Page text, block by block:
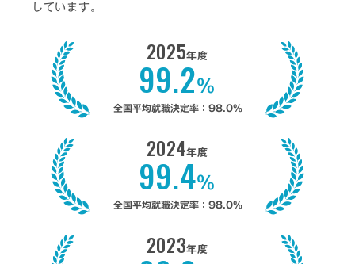
しています。
2025年度
99.2%
全国平均就職決定率：98.0%
2024年度
99.4%
全国平均就職決定率：98.0%
2023年度